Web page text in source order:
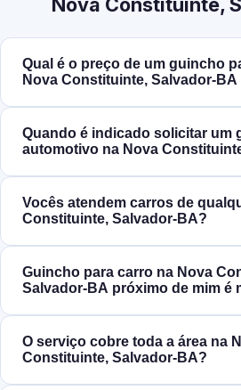
Qual é o preço de um guincho
Nova Constituinte,
Quando é indicado solicitar um
automotivo na Nova
Vocês atendem carros de
Constituinte, Salvador‑BA?
Guincho para carro na Nova
Salvador‑BA próximo de mim é
O serviço cobre toda a área na
Constituinte, Salvador‑BA?